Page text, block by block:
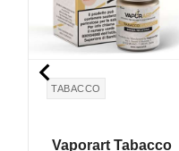
TABACCO
Vaporart Tabacco
